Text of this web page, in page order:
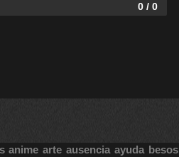
0 / 0
anime arte ausencia ayuda besos